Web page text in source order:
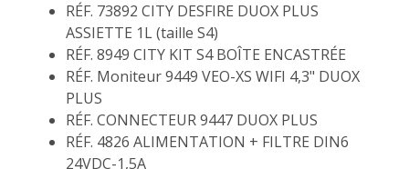
RÉF. 73892 CITY DESFIRE DUOX PLUS
ASSIETTE 1L (taille S4)
RÉF. 8949 CITY KIT S4 BOÎTE ENCASTRÉE
RÉF. Moniteur 9449 VEO-XS WIFI 4,3" DUOX
PLUS
RÉF. CONNECTEUR 9447 DUOX PLUS
RÉF. 4826 ALIMENTATION + FILTRE DIN6
24VDC-1,5A